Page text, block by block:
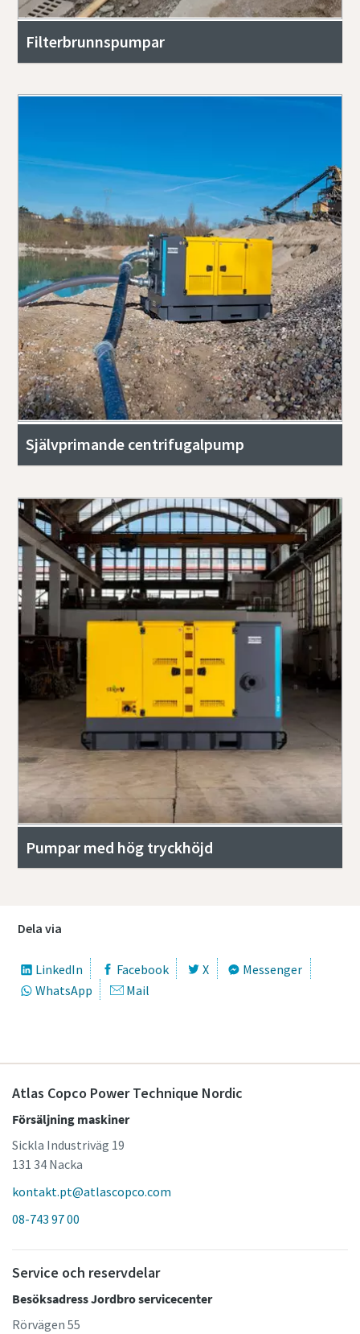
Filterbrunnspumpar
Självprimande centrifugalpump
Pumpar med hög tryckhöjd
Dela via
LinkedIn Facebook X
Messenger
WhatsApp
Mail
Atlas Copco Power Technique Nordic
Försäljning maskiner
Sickla Industriväg 19
131 34 Nacka
kontakt.pt@atlascopco.com
08-743 97 00
Service och reservdelar
Besöksadress Jordbro servicecenter
Rörvägen 55